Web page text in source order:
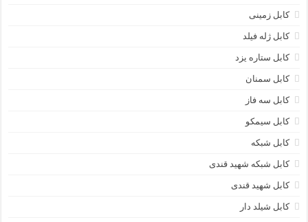
کابل زمینی
کابل ژله فیلد
کابل ستاره یزد
کابل سمنان
کابل سه فاز
کابل سیمکو
کابل شبکه
کابل شبکه شهید قندی
کابل شهید قندی
کابل شیلد دار